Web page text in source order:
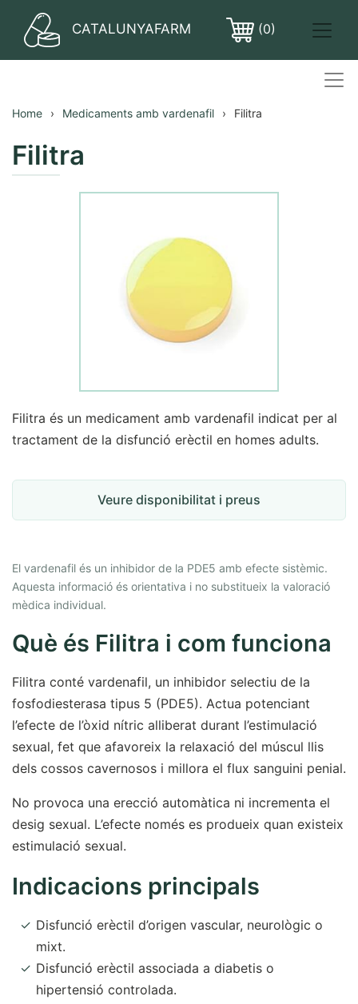
CATALUNYAFARM (0)
Home Medicaments amb vardenafil Filitra
Filitra
Filitra és un medicament amb vardenafil indicat per al
tractament de la disfunció erèctil en homes adults.
Veure disponibilitat i preus
El vardenafil és un inhibidor de la PDE5 amb efecte sistèmic.
Aquesta informació és orientativa i no substitueix la valoració
mèdica individual.
Què és Filitra i com funciona
Filitra conté vardenafil, un inhibidor selectiu de la
fosfodiesterasa tipus 5 (PDE5). Actua potenciant
l’efecte de l’òxid nítric alliberat durant l’estimulació
sexual, fet que afavoreix la relaxació del múscul llis
dels cossos cavernosos i millora el flux sanguini penial.
No provoca una erecció automàtica ni incrementa el
desig sexual. L’efecte només es produeix quan existeix
estimulació sexual.
Indicacions principals
Disfunció erèctil d’origen vascular, neurològic o
mixt.
Disfunció erèctil associada a diabetis o
hipertensió controlada.